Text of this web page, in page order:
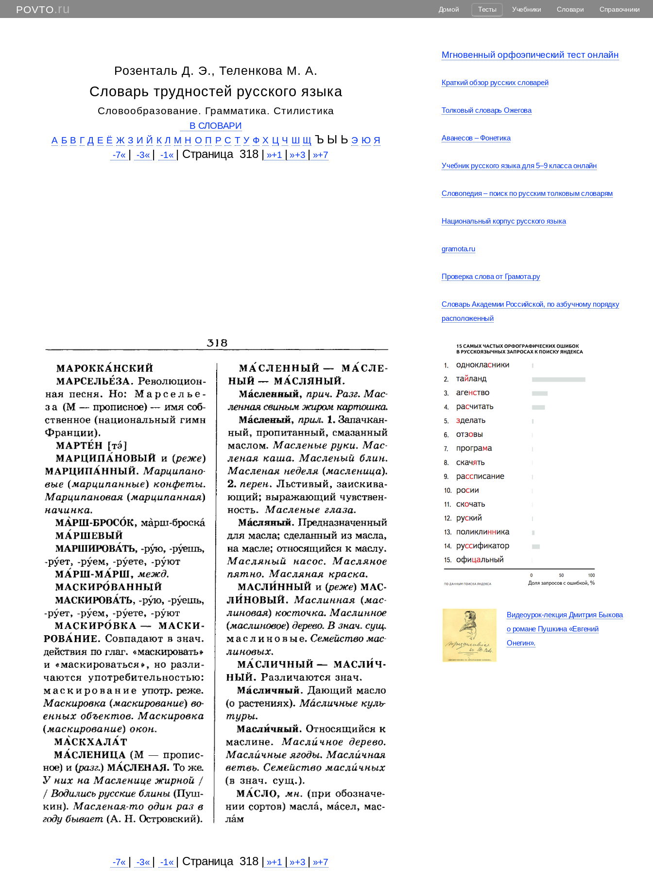
POVTO.ru Домой Тесты Учебники Словари Справочники
Розенталь Д. Э., Теленкова М. А.
Словарь трудностей русского языка
Словообразование. Грамматика. Стилистика
В СЛОВАРИ
А Б В Г Д Е Ё Ж З И Й К Л М Н О П Р С Т У Ф Х Ц Ч Ш Щ Ъ Ы Ь Э Ю Я
-7« | -3« | -1« | Cтраница 318 | »+1 | »+3 | »+7
-7« | -3« | -1« | Cтраница 318 | »+1 | »+3 | »+7
Мгновенный орфоэпический тест онлайн
Краткий обзор русских словарей
Толковый словарь Ожегова
Аванесов – Фонетика
Учебник русского языка для 5–9 класса онлайн
Словопедия – поиск по русским толковым словарям
Национальный корпус русского языка
gramota.ru
Проверка слова от Грамота.ру
Словарь Академии Российской, по азбучному порядку
расположенный
Видеоурок-лекция Дмитрия Быкова
о романе Пушкина «Евгений
Онегин».